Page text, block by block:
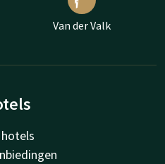
Van der Valk